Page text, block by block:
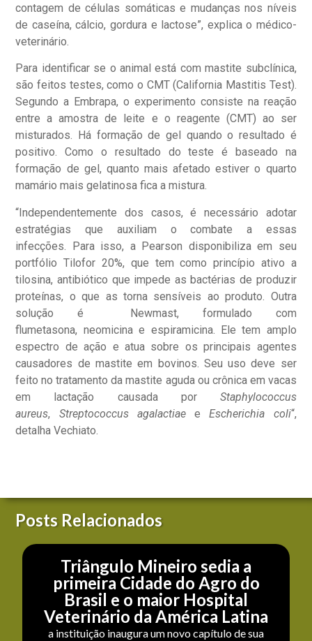
contagem de células somáticas e mudanças nos níveis
de caseína, cálcio, gordura e lactose”, explica o médico-
veterinário.
Para identificar se o animal está com mastite subclínica,
são feitos testes, como o CMT (California Mastitis Test).
Segundo a Embrapa, o experimento consiste na reação
entre a amostra de leite e o reagente (CMT) ao ser
misturados. Há formação de gel quando o resultado é
positivo. Como o resultado do teste é baseado na
formação de gel, quanto mais afetado estiver o quarto
mamário mais gelatinosa fica a mistura.
“Independentemente dos casos, é necessário adotar
estratégias que auxiliam o combate a essas
infecções. Para isso, a Pearson disponibiliza em seu
portfólio Tilofor 20%, que tem como princípio ativo a
tilosina, antibiótico que impede as bactérias de produzir
proteínas, o que as torna sensíveis ao produto. Outra
solução é Newmast, formulado com
flumetasona, neomicina e espiramicina. Ele tem amplo
espectro de ação e atua sobre os principais agentes
causadores de mastite em bovinos. Seu uso deve ser
feito no tratamento da mastite aguda ou crônica em vacas
em lactação causada por Staphylococcus
aureus, Streptococcus agalactiaeeEscherichia coli“,
detalha Vechiato.
Posts Relacionados
Triângulo Mineiro sedia a
primeira Cidade do Agro do
Brasil e o maior Hospital
Veterinário da América Latina
a instituição inaugura um novo capítulo de sua